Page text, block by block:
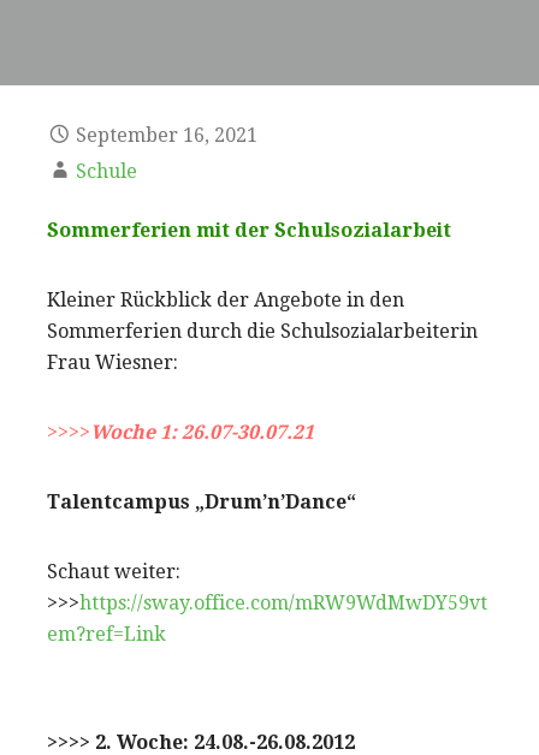
September 16, 2021
Schule
Sommerferien mit der Schulsozialarbeit
Kleiner Rückblick der Angebote in den
Sommerferien durch die Schulsozialarbeiterin
Frau Wiesner:
>>>> Woche 1: 26.07-30.07.21
Talentcampus „Drum’n’Dance“
Schaut weiter:
>>>https://sway.office.com/mRW9WdMwDY59vt
em?ref=Link
>>>> 2. Woche: 24.08.-26.08.2012